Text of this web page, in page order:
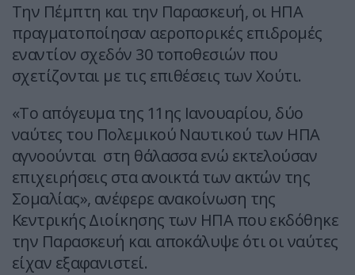
Την Πέμπτη και την Παρασκευή, οι ΗΠΑ
πραγματοποίησαν αεροπορικές επιδρομές
εναντίον σχεδόν 30 τοποθεσιών που
σχετίζονται με τις επιθέσεις των Χούτι.
«Το απόγευμα της 11ης Ιανουαρίου, δύο
ναύτες του Πολεμικού Ναυτικού των ΗΠΑ
αγνοούνται στη θάλασσα ενώ εκτελούσαν
επιχειρήσεις στα ανοικτά των ακτών της
Σομαλίας», ανέφερε ανακοίνωση της
Κεντρικής Διοίκησης των ΗΠΑ που εκδόθηκε
την Παρασκευή και αποκάλυψε ότι οι ναύτες
είχαν εξαφανιστεί.